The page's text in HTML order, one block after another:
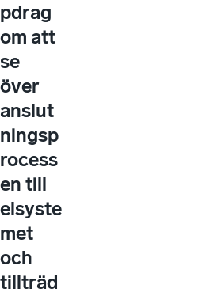
pdrag
om att
se
över
anslut
ningsp
rocess
en till
elsyste
met
och
tillträd